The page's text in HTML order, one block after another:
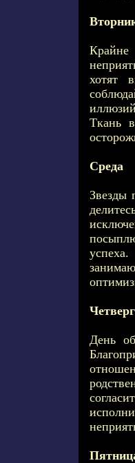
хотят
Ткань
Среда
Звезды
Четверг
День